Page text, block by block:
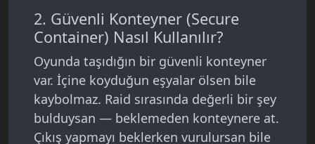
2. Güvenli Konteyner (Secure
Container) Nasıl Kullanılır?
Oyunda taşıdığın bir güvenli konteyner
var. İçine koyduğun eşyalar ölsen bile
kaybolmaz. Raid sırasında değerli bir şey
bulduysan — beklemeden konteynere at.
Çıkış yapmayı beklerken vurulursan bile